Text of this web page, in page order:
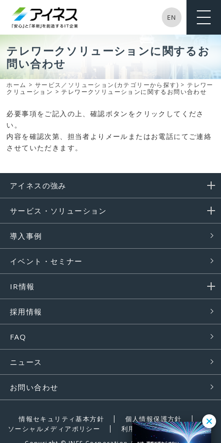
EN
ホーム > サービス／ソリューション(カテゴリーから探す) > テレワー
クリューション > テレワークソリューションに関するお問い合わせ
テレワークソリューションに関するお
問い合わせ
必要事項をご記入の上、確認ボタンをクリックしてくださ
い。
内容を確認次第、担当者よりメールまたはお電話にてご連絡
させていただきます。
アイネスの強み
サービス・ソリューション
導入事例
イベント・セミナー
IR情報
採用情報
FAQ
ニュース
お問い合わせ
情報セキュリティ基本方針
個人情報保護方針
ソーシャルメディアポリシー
利用条件 サイトマップ